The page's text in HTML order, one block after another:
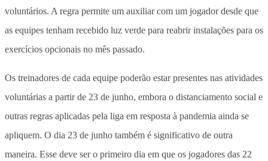
voluntários. A regra permite um auxiliar com um jogador desde que
as equipes tenham recebido luz verde para reabrir instalações para os
exercícios opcionais no mês passado.
Os treinadores de cada equipe poderão estar presentes nas atividades
voluntárias a partir de 23 de junho, embora o distanciamento social e
outras regras aplicadas pela liga em resposta à pandemia ainda se
apliquem. O dia 23 de junho também é significativo de outra
maneira. Esse deve ser o primeiro dia em que os jogadores das 22